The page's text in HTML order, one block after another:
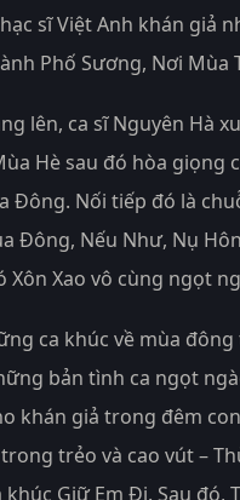
sĩ Việt Anh khán giả
Phố Sương, Nơi Mùa
lên, ca sĩ Nguyên Hà
Hè sau đó hòa giọng
Đông. Nối tiếp đó là
Đông, Nếu Như, Nụ
Xôn Xao vô cùng ngọt
ca khúc về mùa
bản tình ca ngọt
khán giả trong đêm
trẻo và cao vút –
Giữ Em Đi. Sau đó,